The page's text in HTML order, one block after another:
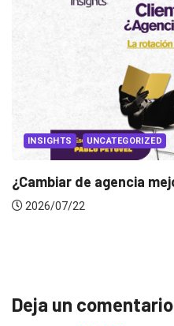
INSIGHTS
Deja un comentario